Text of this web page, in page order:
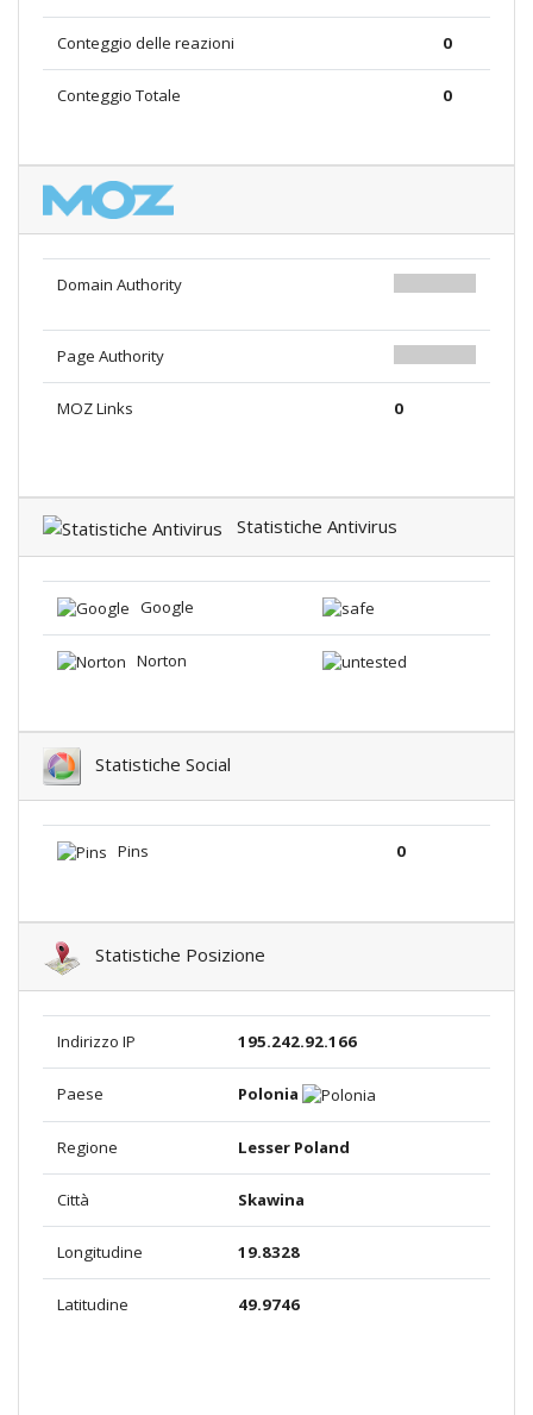
Conteggio delle reazioni 0
Conteggio Totale 0
Domain Authority
Page Authority
MOZ Links 0
Statistiche Antivirus
Google
Norton
Statistiche Social
Pins 0
Statistiche Posizione
Indirizzo IP 195.242.92.166
Paese Polonia
Regione Lesser Poland
Città Skawina
Longitudine 19.8328
Latitudine 49.9746